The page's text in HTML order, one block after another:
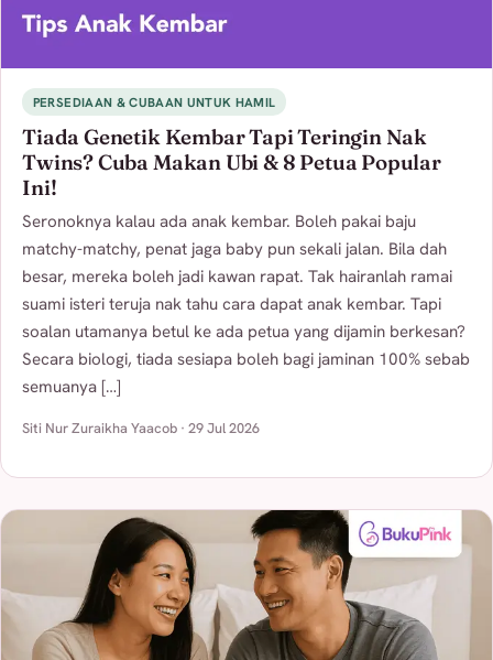
PERSEDIAAN & CUBAAN UNTUK HAMIL
Tiada Genetik Kembar Tapi Teringin Nak
Twins? Cuba Makan Ubi & 8 Petua Popular
Ini!
Seronoknya kalau ada anak kembar. Boleh pakai baju
matchy-matchy, penat jaga baby pun sekali jalan. Bila dah
besar, mereka boleh jadi kawan rapat. Tak hairanlah ramai
suami isteri teruja nak tahu cara dapat anak kembar. Tapi
soalan utamanya betul ke ada petua yang dijamin berkesan?
Secara biologi, tiada sesiapa boleh bagi jaminan 100% sebab
semuanya […]
Siti Nur Zuraikha Yaacob · 29 Jul 2026